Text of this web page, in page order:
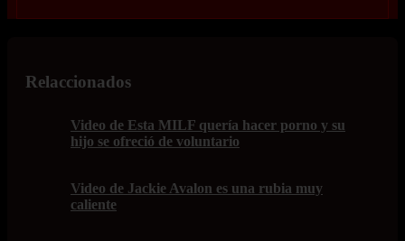
Relaccionados
Video de Esta MILF quería hacer porno y su
hijo se ofreció de voluntario
Video de Jackie Avalon es una rubia muy
caliente